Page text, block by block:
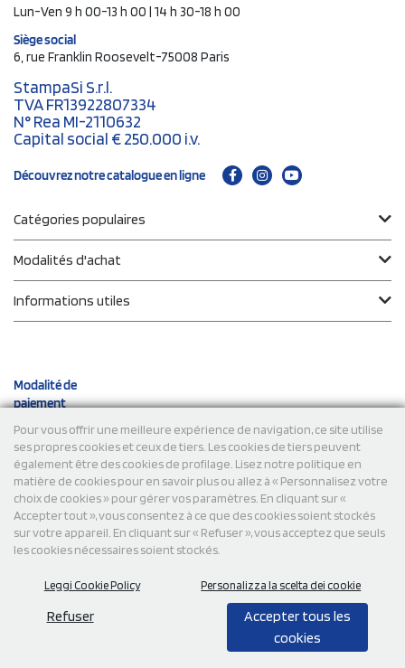
Pour vous offrir une meilleure expérience de navigation, ce site utilise
ses propres cookies et ceux de tiers. Les cookies de tiers peuvent
également être des cookies de profilage. Lisez notre politique en
matière de cookies pour en savoir plus ou allez à « Personnalisez votre
choix de cookies » pour gérer vos paramètres. En cliquant sur «
Accepter tout », vous consentez à ce que des cookies soient stockés
sur votre appareil. En cliquant sur « Refuser », vous acceptez que seuls
les cookies nécessaires soient stockés.
Leggi Cookie Policy Personalizza la scelta dei cookie
Refuser
Accepter tous les
cookies
Lun-Ven 9 h 00-13 h 00 | 14 h 30-18 h 00
Siège social
6, rue Franklin Roosevelt-75008 Paris
StampaSi S.r.l.
TVA FR13922807334
N° Rea MI-2110632
Capital social € 250.000 i.v.
Découvrez notre catalogue en ligne
Catégories populaires
Modalités d'achat
Informations utiles
Modalité de
paiement
Expéditions
© 2026 StampaSi s.r.l. TOUS DROITS RÉSERVÉS - TVA
FR13922807334